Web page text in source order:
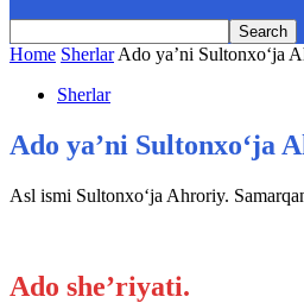
Home Sherlar Ado ya’ni Sultonxo‘ja
Sherlar
Ado ya’ni Sultonxo‘ja
Asl ismi Sultonxo‘ja Ahroriy.
Ado she’riyati.